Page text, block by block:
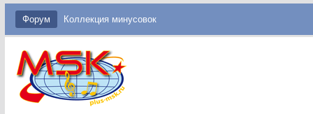
Форум Коллекция минусовок